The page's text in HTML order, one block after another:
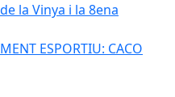
la Vinya i la 8ena
ESPORTIU: CACO